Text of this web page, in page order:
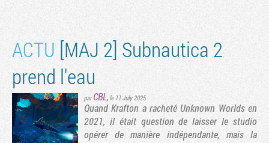
ACTU [MAJ 2] Subnautica 2
prend l'eau
parCBL, le 11 July 2025
Quand Krafton a racheté Unknown Worlds en
2021, il était question de laisser le studio
opérer de manière indépendante, mais la